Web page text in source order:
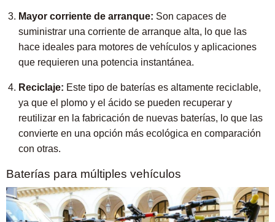
Mayor corriente de arranque: Son capaces de
suministrar una corriente de arranque alta, lo que las
hace ideales para motores de vehículos y aplicaciones
que requieren una potencia instantánea.
Reciclaje: Este tipo de baterías es altamente reciclable,
ya que el plomo y el ácido se pueden recuperar y
reutilizar en la fabricación de nuevas baterías, lo que las
convierte en una opción más ecológica en comparación
con otras.
Baterías para múltiples vehículos